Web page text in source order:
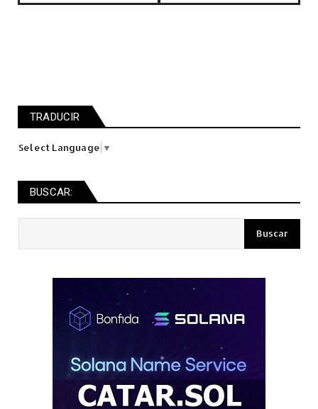
TRADUCIR
Select Language ▼
BUSCAR: